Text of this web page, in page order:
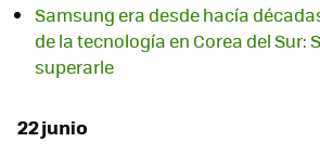
Samsung era desde hacía
de la tecnología en Corea del Sur:
superarle
22 junio